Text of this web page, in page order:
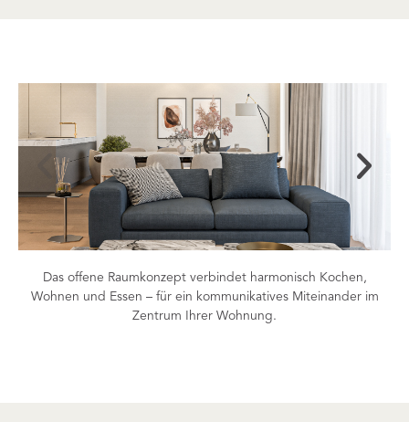
Das offene Raumkonzept verbindet harmonisch Kochen,
Wohnen und Essen – für ein kommunikatives Miteinander im
Zentrum Ihrer Wohnung.